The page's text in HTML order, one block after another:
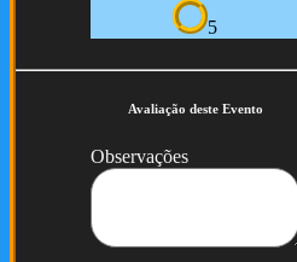
5
Avaliação deste Evento
Observações